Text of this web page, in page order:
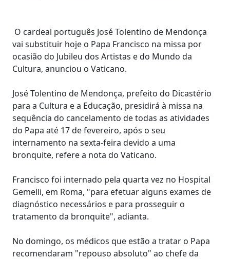
O cardeal português José Tolentino de Mendonça
vai substituir hoje o Papa Francisco na missa por
ocasião do Jubileu dos Artistas e do Mundo da
Cultura, anunciou o Vaticano.
José Tolentino de Mendonça, prefeito do Dicastério
para a Cultura e a Educação, presidirá à missa na
sequência do cancelamento de todas as atividades
do Papa até 17 de fevereiro, após o seu
internamento na sexta-feira devido a uma
bronquite, refere a nota do Vaticano.
Francisco foi internado pela quarta vez no Hospital
Gemelli, em Roma, "para efetuar alguns exames de
diagnóstico necessários e para prosseguir o
tratamento da bronquite", adianta.
No domingo, os médicos que estão a tratar o Papa
recomendaram "repouso absoluto" ao chefe da